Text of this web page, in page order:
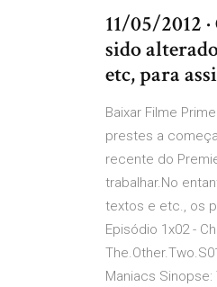
11/05/2012
sido
etc, para
Baixar Filme
prestes a
recente do
trabalhar.No
textos e etc., os
Episódio 1x02 -
Maniacs